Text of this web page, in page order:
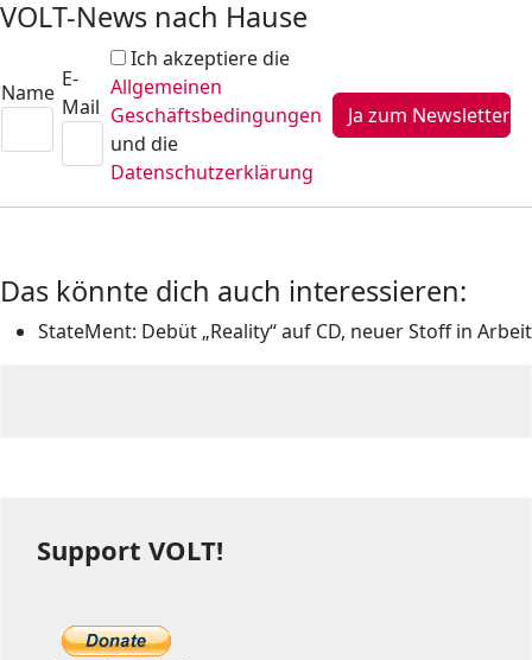
VOLT-News nach Hause
Name
E-
Mail
Ich akzeptiere die
Allgemeinen
Geschäftsbedingungen
und die
Datenschutzerklärung
Das könnte dich auch interessieren:
StateMent: Debüt „Reality“ auf CD, neuer Stoff in Arbeit
Support VOLT!